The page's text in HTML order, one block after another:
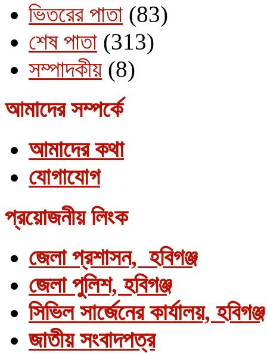
ভিতরের পাতা (83)
শেষ পাতা (313)
সম্পাদকীয় (8)
আমাদের সম্পর্কে
আমাদের কথা
যোগাযোগ
প্রয়োজনীয় লিংক
জেলা প্রশাসন, হবিগঞ্জ
জেলা পুলিশ, হবিগঞ্জ
সিভিল সার্জেনের কার্যালয়, হবিগঞ্জ
জাতীয় সংবাদপত্র